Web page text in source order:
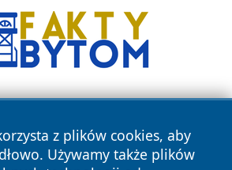
z plików cookies, aby
Używamy także plików